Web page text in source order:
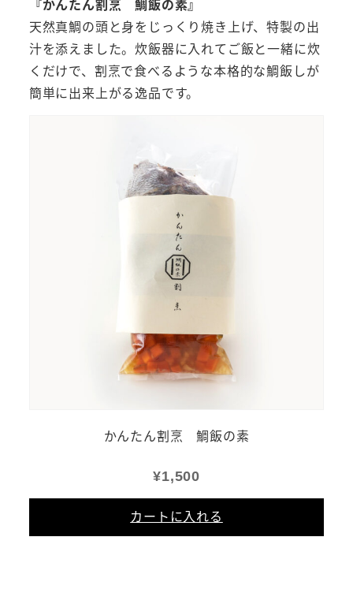
『かんたん割烹 鯛飯の素』
天然真鯛の頭と身をじっくり焼き上げ、特製の出
汁を添えました。炊飯器に入れてご飯と一緒に炊
くだけで、割烹で食べるような本格的な鯛飯しが
簡単に出来上がる逸品です。
かんたん割烹 鯛飯の素
¥1,500
カートに入れる